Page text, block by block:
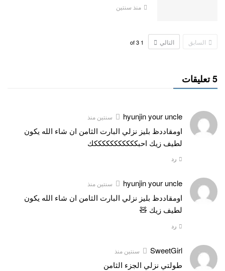
منذ سنتين
السابق التالي 1
3
5 تعليقات
hyunjin your uncle سنتين منذ
اومقاددظ بليز نزلي البارت الثامن ان شاء الله يكون
لطيف زيك احبكككككككككككك
رد
hyunjin your uncle سنتين منذ
اومقاددظ بليز نزلي البارت الثامن ان شاء الله يكون
لطيف زيك 🧸
رد
SweetGirl سنتين منذ
طولتي نزلي الجزء الثامن